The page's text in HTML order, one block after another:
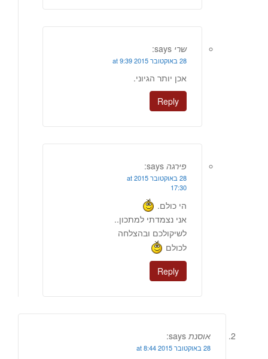
שרי says:
28 באוקטובר 2015 at 9:39
אכן יותר הגיוני.
Reply
פירגה says:
28 באוקטובר 2015 at
17:30
הי כולם.
אני נצמדתי למתכון..
לשיקולכם ובהצלחה
לכולם
Reply
אוסנת says:
28 באוקטובר 2015 at 8:44